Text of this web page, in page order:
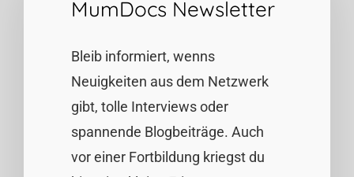
MumDocs Newsletter
Bleib informiert, wenns
Neuigkeiten aus dem Netzwerk
gibt, tolle Interviews oder
spannende Blogbeiträge. Auch
vor einer Fortbildung kriegst du